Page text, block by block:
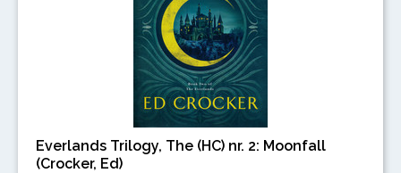
Everlands Trilogy, The (HC) nr. 2: Moonfall
(Crocker, Ed)